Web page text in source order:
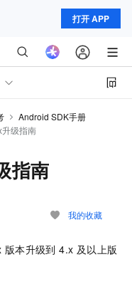
打开 APP
Android SDK手册
级指南
指南
我的收藏
本升级到 4.x 及以上版